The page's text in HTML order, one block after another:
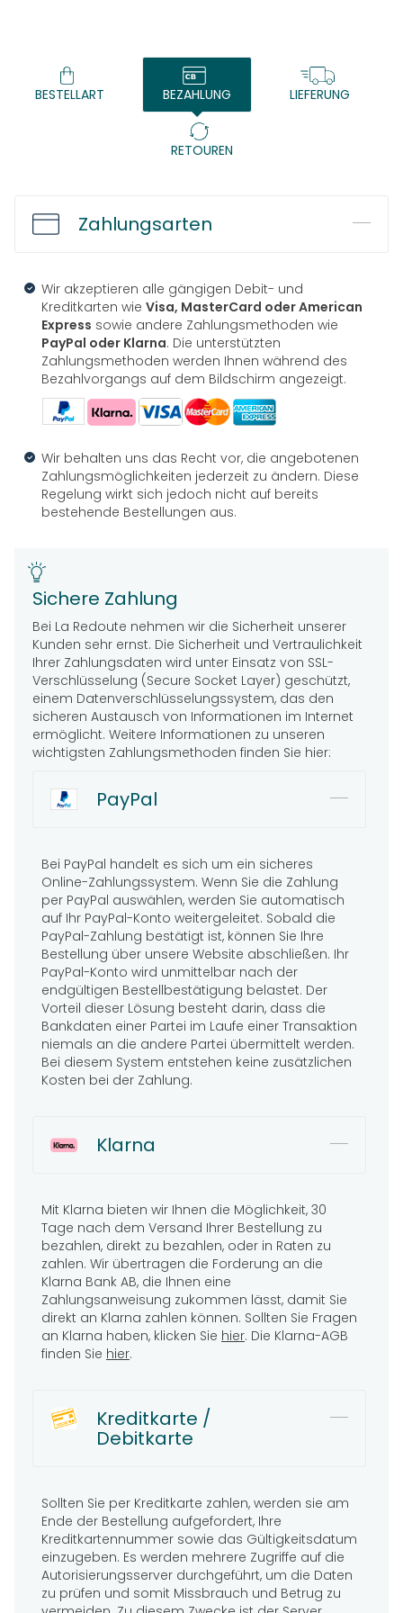
BESTELLART BEZAHLUNG LIEFERUNG
RETOUREN
Zahlungsarten
Wir akzeptieren alle gängigen Debit- und
Kreditkarten wie Visa, MasterCard oder American
Express sowie andere Zahlungsmethoden wie
PayPal oder Klarna. Die unterstützten
Zahlungsmethoden werden Ihnen während des
Bezahlvorgangs auf dem Bildschirm angezeigt.
Wir behalten uns das Recht vor, die angebotenen
Zahlungsmöglichkeiten jederzeit zu ändern. Diese
Regelung wirkt sich jedoch nicht auf bereits
bestehende Bestellungen aus.
Sichere Zahlung
Bei La Redoute nehmen wir die Sicherheit unserer
Kunden sehr ernst. Die Sicherheit und Vertraulichkeit
Ihrer Zahlungsdaten wird unter Einsatz von SSL-
Verschlüsselung (Secure Socket Layer) geschützt,
einem Datenverschlüsselungssystem, das den
sicheren Austausch von Informationen im Internet
ermöglicht. Weitere Informationen zu unseren
wichtigsten Zahlungsmethoden finden Sie hier:
PayPal
Bei PayPal handelt es sich um ein sicheres
Online-Zahlungssystem. Wenn Sie die Zahlung
per PayPal auswählen, werden Sie automatisch
auf Ihr PayPal-Konto weitergeleitet. Sobald die
PayPal-Zahlung bestätigt ist, können Sie Ihre
Bestellung über unsere Website abschließen. Ihr
PayPal-Konto wird unmittelbar nach der
endgültigen Bestellbestätigung belastet. Der
Vorteil dieser Lösung besteht darin, dass die
Bankdaten einer Partei im Laufe einer Transaktion
niemals an die andere Partei übermittelt werden.
Bei diesem System entstehen keine zusätzlichen
Kosten bei der Zahlung.
Klarna
Mit Klarna bieten wir Ihnen die Möglichkeit, 30
Tage nach dem Versand Ihrer Bestellung zu
bezahlen, direkt zu bezahlen, oder in Raten zu
zahlen. Wir übertragen die Forderung an die
Klarna Bank AB, die Ihnen eine
Zahlungsanweisung zukommen lässt, damit Sie
direkt an Klarna zahlen können. Sollten Sie Fragen
an Klarna haben, klicken Sie hier. Die Klarna-AGB
finden Sie hier.
Kreditkarte /
Debitkarte
Sollten Sie per Kreditkarte zahlen, werden sie am
Ende der Bestellung aufgefordert, Ihre
Kreditkartennummer sowie das Gültigkeitsdatum
einzugeben. Es werden mehrere Zugriffe auf die
Autorisierungsserver durchgeführt, um die Daten
zu prüfen und somit Missbrauch und Betrug zu